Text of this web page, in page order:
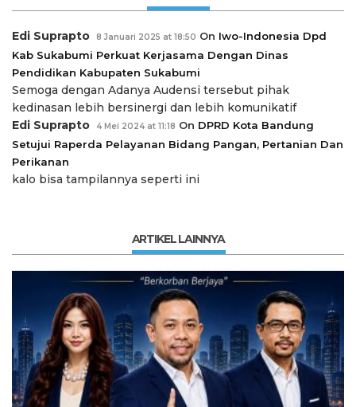
Edi Suprapto 8 Januari 2025 at 18:50 On Iwo-Indonesia Dpd
Kab Sukabumi Perkuat Kerjasama Dengan Dinas
Pendidikan Kabupaten Sukabumi
Semoga dengan Adanya Audensi tersebut pihak
kedinasan lebih bersinergi dan lebih komunikatif
Edi Suprapto
4 Mei 2024 at 11:18 On DPRD Kota Bandung
Setujui Raperda Pelayanan Bidang Pangan, Pertanian Dan
Perikanan
kalo bisa tampilannya seperti ini
ARTIKEL LAINNYA